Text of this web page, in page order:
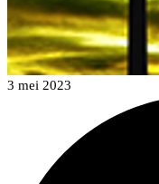
3 mei 2023